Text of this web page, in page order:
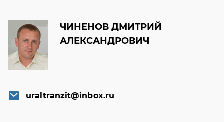
ЧИНЕНОВ ДМИТРИЙ
АЛЕКСАНДРОВИЧ
uraltranzit@inbox.ru